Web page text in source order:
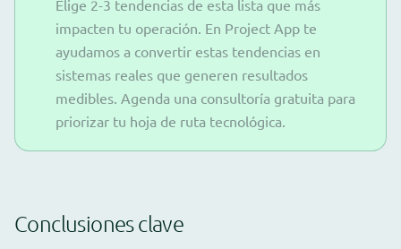
Elige 2-3 tendencias de esta lista que más
impacten tu operación. En Project App te
ayudamos a convertir estas tendencias en
sistemas reales que generen resultados
medibles. Agenda una consultoría gratuita para
priorizar tu hoja de ruta tecnológica.
Conclusiones clave